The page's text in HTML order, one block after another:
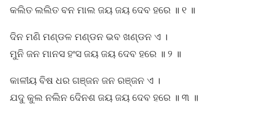
କଲିତ ଲଲିତ ବନ ମାଲ ଜୟ ଜୟ ଦେବ ହରେ ॥ ୧ ॥
ଦିନ ମଣି ମଣ୍ଡଳ ମଣ୍ଡନ ଭବ ଖଣ୍ଡନ ଏ ।
ମୁନି ଜନ ମାନସ ହଂସ ଜୟ ଜୟ ଦେବ ହରେ ॥ ୨ ॥
କାଳୀୟ ବିଷ ଧର ଗଞ୍ଜନ ଜନ ରଞ୍ଜନ ଏ ।
ଯଦୁ କୁଲ ନଲିନ ଦିେନଶ ଜୟ ଜୟ ଦେବ ହରେ ॥ ୩ ॥